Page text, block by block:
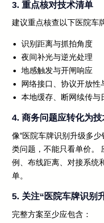
3. 重点核对技术清单
建议重点核查以下医院车
识别距离与抓拍角度
夜间补光与逆光处理
地感触发与开闸响应
网络接口、协议开放性
本地缓存、断网续传与
4. 商务问题应转化为
像“医院车牌识别升级多少
类问题，不能只看单价。
例、布线距离、对接系统
单。
5. 关注“医院车牌识别
完整方案至少应包含：